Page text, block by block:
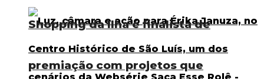
Shopping da Ilha é finalista de
premiação com projetos que